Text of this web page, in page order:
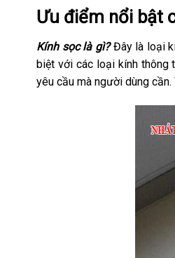
Ưu điểm nổi bật
Kính sọc là gì?Đây là loại
biệt với các loại kính thông
yêu cầu mà người dùng